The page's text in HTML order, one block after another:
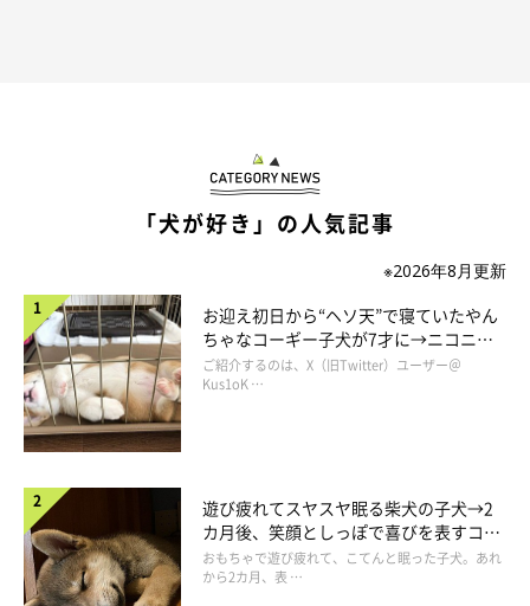
「ふん、だ！ もういいもんね！」
と言わんばかりの態度に
（笑） いじけているときって、心では許していても引っ込みが
つかなくなって、さらにいじけてしまうものですよね。
それでも「ウザめ」に飼い主さんがちょっかいをかけると…
「犬が好き」の人気記事
※2026年8月更新
お迎え初日から“ヘソ天”で寝ていたやん
ちゃなコーギー子犬が7才に→ニコニ
コ“コーギースマイル”が魅力のコに成
長！
ご紹介するのは、X（旧Twitter）ユーザー＠
Kus1oK …
遊び疲れてスヤスヤ眠る柴犬の子犬→2
カ月後、笑顔としっぽで喜びを表すコに
成長！
おもちゃで遊び疲れて、こてんと眠った子犬。あれ
から2カ月、表 …